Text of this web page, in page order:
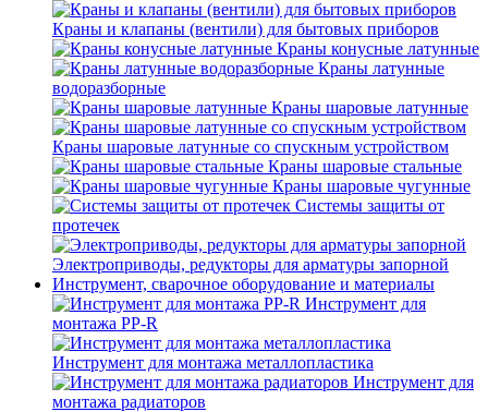
Краны и клапаны (вентили) для бытовых приборов
Краны конусные латунные
Краны латунные
водоразборные
Краны шаровые латунные
Краны шаровые латунные со спускным устройством
Краны шаровые стальные
Краны шаровые чугунные
Системы защиты от
протечек
Электроприводы, редукторы для арматуры запорной
Инструмент, сварочное оборудование и материалы
Инструмент для
монтажа PP-R
Инструмент для монтажа металлопластика
Инструмент для
монтажа радиаторов